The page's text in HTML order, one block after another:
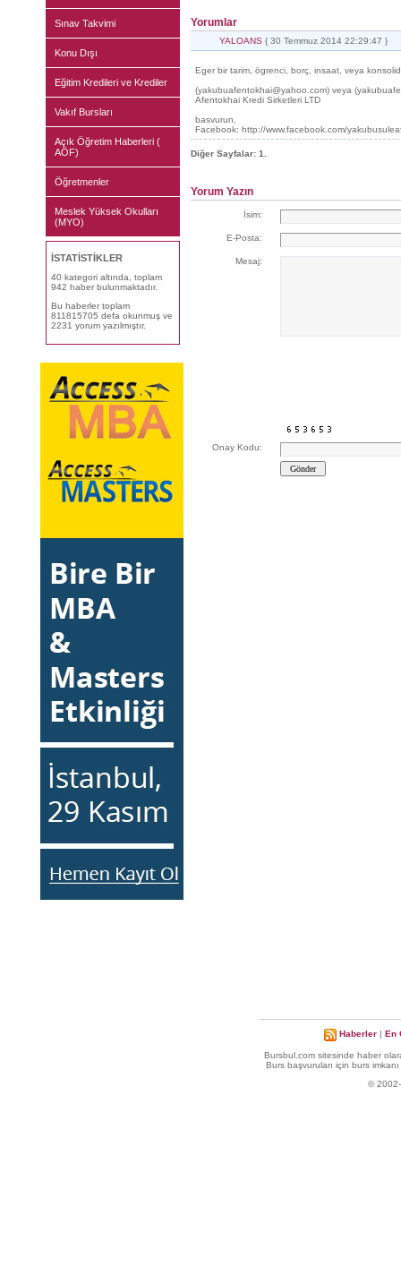
Sınav Takvimi
Konu Dışı
Eğitim Kredileri ve Krediler
Vakıf Bursları
Açık Öğretim Haberleri (
AÖF)
Öğretmenler
Meslek Yüksek Okulları
(MYO)
İSTATİSTİKLER
40 kategori altında, toplam
942 haber bulunmaktadır.
Bu haberler toplam
811815705 defa okunmuş ve
2231 yorum yazılmıştır.
Yorumlar
YALOANS{ 30 Temmuz 2014 22:29:47 }
Eger bir tarim, ögrenci, borç, insaat, veya
(yakubuafentokhai@yahoo.com) veya
Afentokhai Kredi Sirketleri LTD
basvurun,
Facebook: http://www.facebook.com/
Diğer Sayfalar: 1.
Yorum Yazın
İsim:
E-Posta:
Mesaj:
Onay Kodu:
Haberler | En
Bursbul.com sitesinde haber
Burs başvuruları için burs
© 2002-